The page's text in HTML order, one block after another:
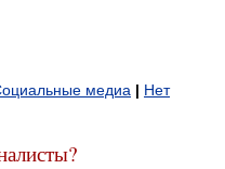
медиа | Нет